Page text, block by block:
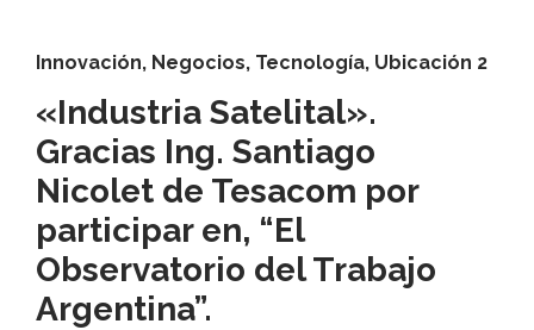
Innovación, Negocios, Tecnología, Ubicación 2
«Industria Satelital».
Gracias Ing. Santiago
Nicolet de Tesacom por
participar en, “El
Observatorio del Trabajo
Argentina”.